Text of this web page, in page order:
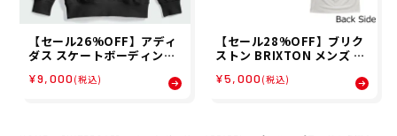
【セール26%OFF】アディ
ダス スケートボーディング
G ユニセックス パーカー ス
¥9,000 (税込)
【セール28%OFF】ブリク
ストン BRIXTON メンズ 半
ACLE S/S STD 17564 26S
¥5,000 (税込)